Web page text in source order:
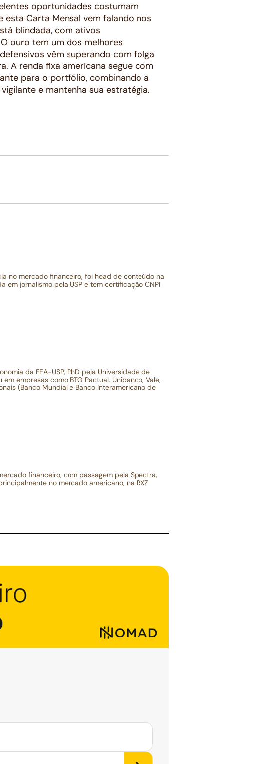
oportunidades costumam
Carta Mensal vem falando nos
blindada, com ativos
ouro tem um dos melhores
vêm superando com folga
A renda fixa americana segue com
para o portfólio, combinando a
e mantenha sua estratégia.
no mercado financeiro, foi head de conteúdo na
em jornalismo pela USP e tem certificação CNPI
da FEA-USP, PhD pela Universidade de
empresas como BTG Pactual, Unibanco, Vale,
(Banco Mundial e Banco Interamericano de
financeiro, com passagem pela Spectra,
no mercado americano, na RXZ